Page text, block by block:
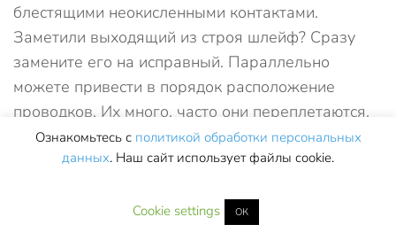
блестящими неокисленными контактами.
Заметили выходящий из строя шлейф? Сразу
замените его на исправный. Параллельно
можете привести в порядок расположение
проводков. Их много, часто они переплетаются,
не давая вам понять, какой куда подключён.
Приведите шлейфы в порядок, по мере
Чем аккуратнее будет организована
Ознакомьтесь с политикой обработки персональных
данных. Наш сайт использует файлы cookie.
Cookie settings ОК